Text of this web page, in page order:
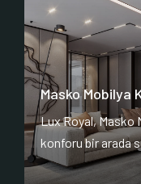
Masko Mobilya
Lux Royal, Masko
konforu bir arada